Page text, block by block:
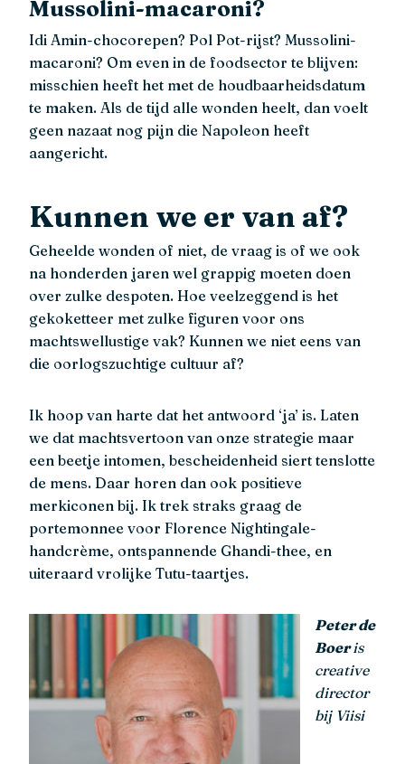
Mussolini-macaroni?
Idi Amin-chocorepen? Pol Pot-rijst? Mussolini-
macaroni? Om even in de foodsector te blijven:
misschien heeft het met de houdbaarheidsdatum
te maken. Als de tijd alle wonden heelt, dan voelt
geen nazaat nog pijn die Napoleon heeft
aangericht.
Kunnen we er van af?
Geheelde wonden of niet, de vraag is of we ook
na honderden jaren wel grappig moeten doen
over zulke despoten. Hoe veelzeggend is het
gekoketteer met zulke figuren voor ons
machtswellustige vak? Kunnen we niet eens van
die oorlogszuchtige cultuur af?
Ik hoop van harte dat het antwoord ‘ja’ is. Laten
we dat machtsvertoon van onze strategie maar
een beetje intomen, bescheidenheid siert tenslotte
de mens. Daar horen dan ook positieve
merkiconen bij. Ik trek straks graag de
portemonnee voor Florence Nightingale-
handcrème, ontspannende Ghandi-thee, en
uiteraard vrolijke Tutu-taartjes.
Peter de
Boeris
creative
director
bij Viisi